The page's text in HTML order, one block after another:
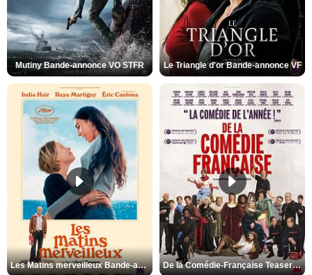
Mutiny Bande-annonce VO STFR Le Triangle d'or Bande-annonce VF
Les Matins merveilleux Bande-annonce VF De la Comédie-Française Teaser VF